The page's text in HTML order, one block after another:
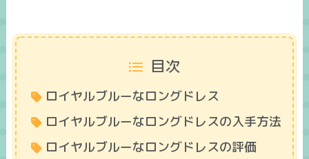
目次
ロイヤルブルーなロングドレス
ロイヤルブルーなロングドレスの入手方法
ロイヤルブルーなロングドレスの評価